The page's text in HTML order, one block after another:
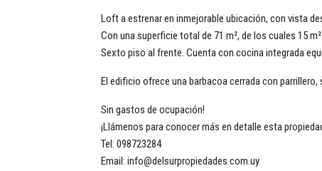
Loft a estrenar en inmejorable ubicación, con vista
Con una superficie total de 71 m², de los cuales 15
Sexto piso al frente. Cuenta con cocina integrada
El edificio ofrece una barbacoa cerrada con
Sin gastos de ocupación!
¡Llámenos para conocer más en detalle esta
Tel: 098723284
Email: info@delsurpropiedades.com.uy